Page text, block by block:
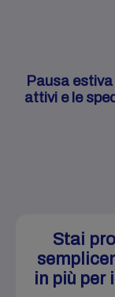
Pausa
attivi e le
Stai
in più per